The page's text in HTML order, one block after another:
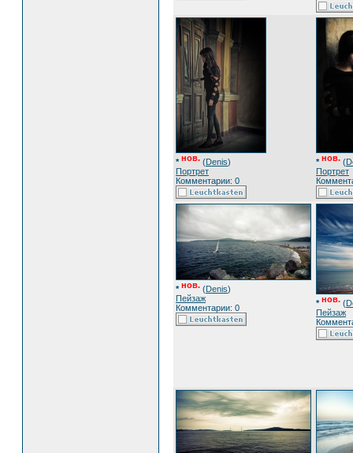
* нов. (Denis)
Портрет
Комментарии: 0
* нов. (
Портрет
* нов. (Denis)
Пейзаж
Комментарии: 0
* нов. (
Пейзаж